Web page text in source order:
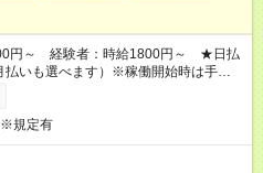
円～ 経験者：時給1800円～ ★日払
いも選べます）※稼働開始時は手続き
ます。
※規定有